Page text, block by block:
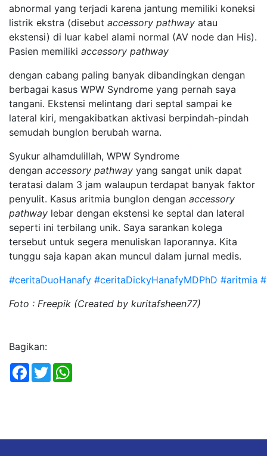
abnormal yang terjadi karena jantung memiliki koneksi
listrik ekstra (disebut accessory pathway atau
ekstensi) di luar kabel alami normal (AV node dan His).
Pasien memiliki accessory pathway
dengan cabang paling banyak dibandingkan dengan
berbagai kasus WPW Syndrome yang pernah saya
tangani. Ekstensi melintang dari septal sampai ke
lateral kiri, mengakibatkan aktivasi berpindah-pindah
semudah bunglon berubah warna.
Syukur alhamdulillah, WPW Syndrome
dengan accessory pathway yang sangat unik dapat
teratasi dalam 3 jam walaupun terdapat banyak faktor
penyulit. Kasus aritmia bunglon dengan accessory
pathway lebar dengan ekstensi ke septal dan lateral
seperti ini terbilang unik. Saya sarankan kolega
tersebut untuk segera menuliskan laporannya. Kita
tunggu saja kapan akan muncul dalam jurnal medis.
#ceritaDuoHanafy #ceritaDickyHanafyMDPhD #aritmia
Foto : Freepik (Created by kuritafsheen77)
Bagikan:
Facebook
Twitter